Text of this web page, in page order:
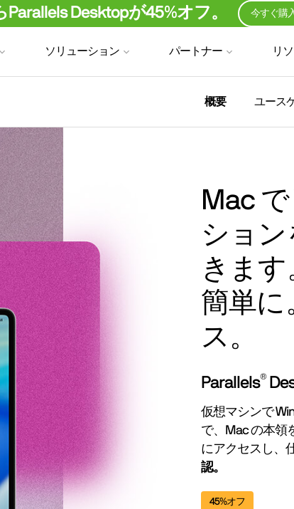
Desktopが45%オフ。 今すぐ購
ソリューション パートナー リ
概要 ユース
Mac
ショ
きます
簡単に
ス。
Parallels®
仮想マシンで
で、Mac の本領
にアクセスし、
認。
45%オフ